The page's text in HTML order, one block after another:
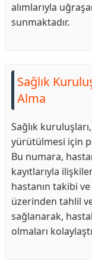
alımlarıyla
sunmaktadır.
Sağlık
Alma
Sağlık
yürütülmesi için
Bu numara,
kayıtlarıyla
hastanın takibi
üzerinden tahlil
sağlanarak,
olmaları